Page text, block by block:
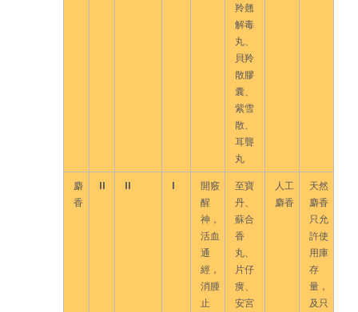
羚翹
解毒
丸、
貝羚
散膠
囊、
紫雪
散、
耳聾
丸
麝
香
II II I
開竅
醒
神，
活血
通
經，
消腫
止
至寶
丹、
蘇合
香
丸、
片仔
癀、
安宮
人工
麝香
天然
麝香
只允
許使
用庫
存
量，
及只